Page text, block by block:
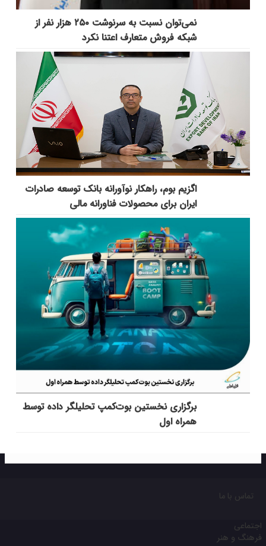
نمی‌توان نسبت به سرنوشت ۲۵۰ هزار نفر از
شبکه فروش متعارف اعتنا نکرد
اگزیم بوم، راهکار نوآورانه بانک توسعه صادرات
ایران برای محصولات فناورانه مالی
برگزاری نخستین بوت‌کمپ تحلیلگر داده توسط
همراه اول
تماس با ما
اجتماعی
فرهنگ و هنر